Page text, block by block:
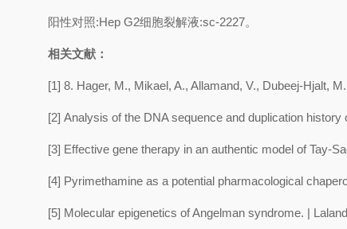
阳性对照:Hep G2细胞裂解液:sc-2227。
相关文献：
[1] 8. Hager, M., Mikael, A., Allamand, V., Dubeej-Hjalt,
[2] Analysis of the DNA sequence and duplication
[3] Effective gene therapy in an authentic model of Tay-
[4] Pyrimethamine as a potential pharmacological
[5] Molecular epigenetics of Angelman syndrome. |